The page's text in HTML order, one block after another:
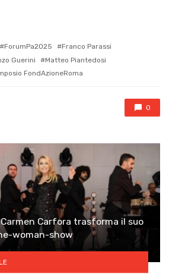
ForumPa2025
Franco Parassi
Guerini
Matteo Piantedosi
FondAzioneRoma
0
Carmen Carfora trasforma il suo
woman-show